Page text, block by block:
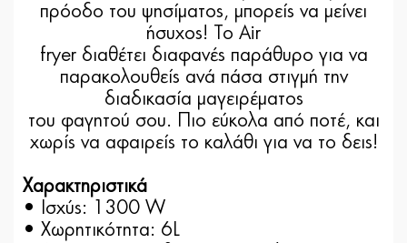
πρόοδο του ψησίματος, μπορείς να μείνει
ήσυχος! Το Air
fryer διαθέτει διαφανές παράθυρο για να
παρακολουθείς ανά πάσα στιγμή την
διαδικασία μαγειρέματος
του φαγητού σου. Πιο εύκολα από ποτέ, και
χωρίς να αφαιρείς το καλάθι για να το δεις!
Χαρακτηριστικά
• Ισχύς: 1300 W
• Χωρητικότητα: 6L